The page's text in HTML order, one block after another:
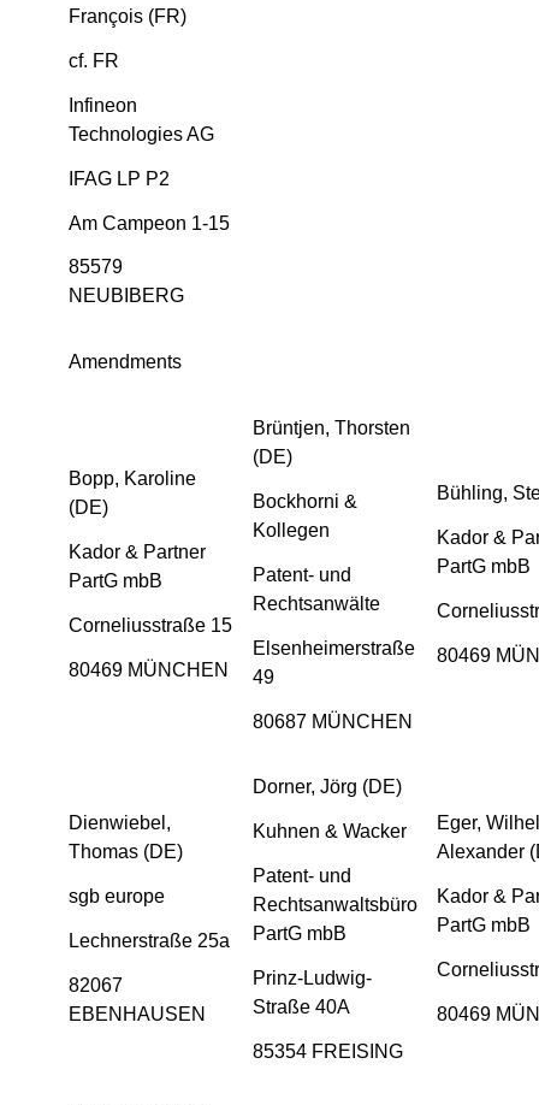
François (FR)
cf. FR
Infineon
Technologies AG
IFAG LP P2
Am Campeon 1-15
85579
NEUBIBERG
Amendments
Bopp, Karoline
(DE)
Kador & Partner
PartG mbB
Corneliusstraße 15
80469 MÜNCHEN
Brüntjen, Thorsten
(DE)
Bockhorni &
Kollegen
Patent- und
Rechtsanwälte
Elsenheimerstraße
49
80687 MÜNCHEN
Bühling,
Kador &
PartG mbB
80469
Dienwiebel,
Thomas (DE)
sgb europe
Lechnerstraße 25a
82067
EBENHAUSEN
Dorner, Jörg (DE)
Kuhnen & Wacker
Patent- und
Rechtsanwaltsbüro
PartG mbB
Prinz-Ludwig-
Straße 40A
85354 FREISING
Eger,
Alexander
Kador &
PartG mbB
80469